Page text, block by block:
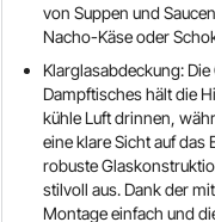
von Suppen und
Nacho-Käse oder
Klarglasabdeckung:
Dampftisches hält die
kühle Luft drinnen,
eine klare Sicht auf das
robuste
stilvoll aus. Dank der
Montage einfach und